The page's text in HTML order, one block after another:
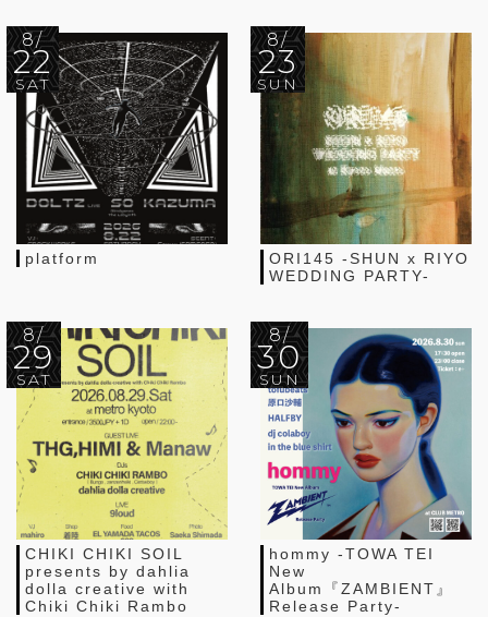
8/
22
SAT
platform
8/
23
SUN
ORI145 -SHUN x RIYO
WEDDING PARTY-
8/
29
SAT
CHIKI CHIKI SOIL
presents by dahlia
dolla creative with
Chiki Chiki Rambo
8/
30
SUN
hommy -TOWA TEI
New
Album『ZAMBIENT』
Release Party-